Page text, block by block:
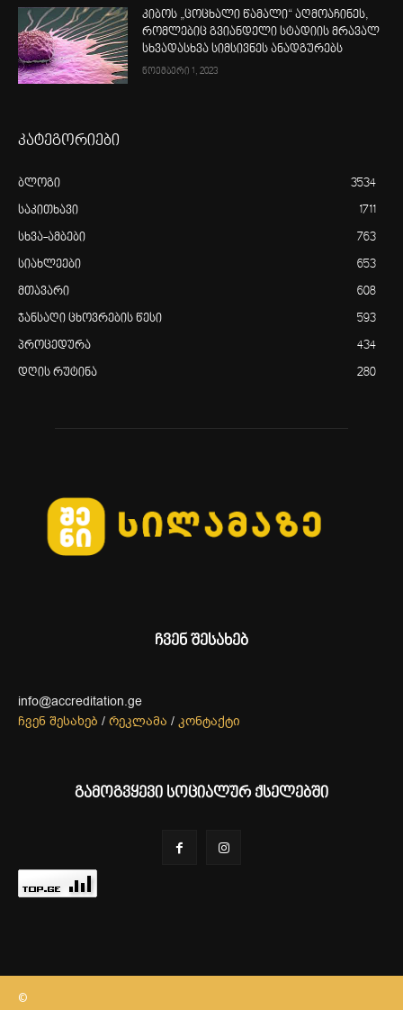
კიბოს „ცოცხალი წამალი“ აღმოაჩინეს,
რომლებიც გვიანდელი სტადიის მრავალ
სხვადასხვა სიმსივნეს ანადგურებს
ნოემბერი 1, 2023
კატეგორიები
ბლოგი 3534
საკითხავი 1711
სხვა-ამბები 763
სიახლეები 653
მთავარი 608
ჯანსაღი ცხოვრების წესი 593
პროცედურა 434
დღის რუტინა 280
ჩვენ შესახებ
info@accreditation.ge
ჩვენ შესახებ / რეკლამა / კონტაქტი
გამოგვყევი სოციალურ ქსელებში
©